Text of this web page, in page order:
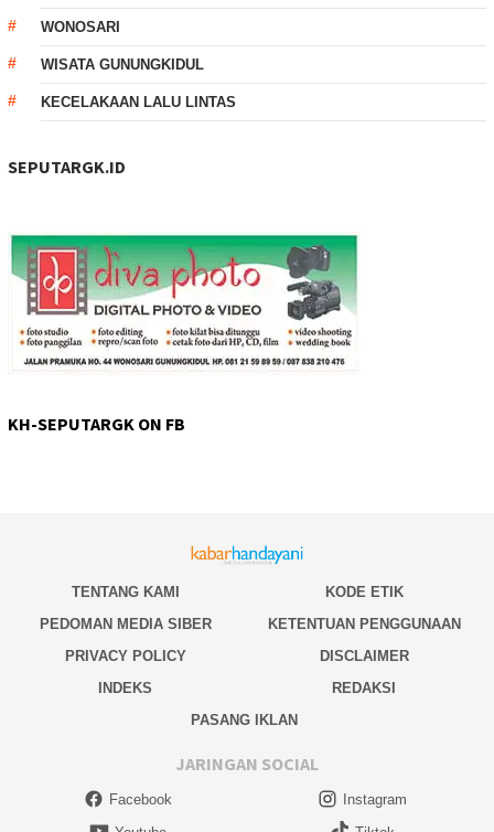
WONOSARI
WISATA GUNUNGKIDUL
KECELAKAAN LALU LINTAS
SEPUTARGK.ID
KH-SEPUTARGK ON FB
TENTANG KAMI
KODE ETIK
PEDOMAN MEDIA SIBER
KETENTUAN PENGGUNAAN
PRIVACY POLICY
DISCLAIMER
INDEKS
REDAKSI
PASANG IKLAN
JARINGAN SOCIAL
Facebook
Instagram